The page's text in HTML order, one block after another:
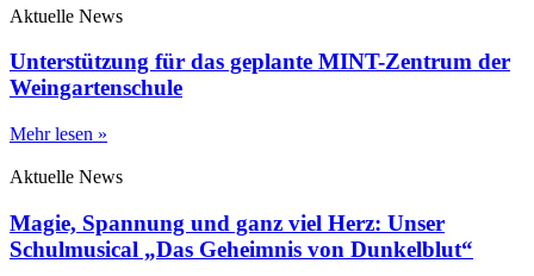
Aktuelle News
Unterstützung für das geplante MINT-Zentrum der
Weingartenschule
Mehr lesen »
Aktuelle News
Magie, Spannung und ganz viel Herz: Unser
Schulmusical „Das Geheimnis von Dunkelblut“